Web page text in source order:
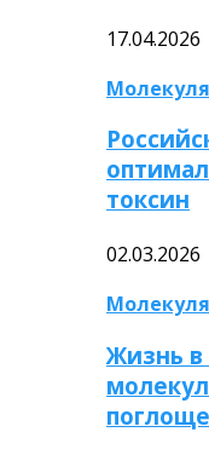
17.04.2026
токсин
02.03.2026
Жизнь в